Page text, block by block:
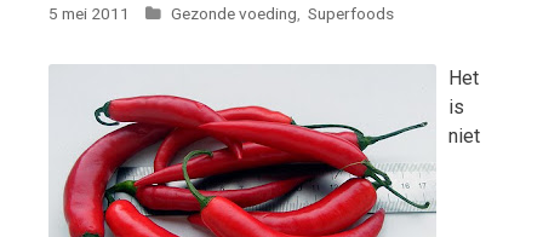
5 mei 2011 Categorieën
Gezonde voeding, Superfoods
Het
is
niet